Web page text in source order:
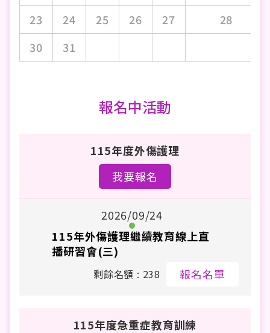
23 24 25 26 27
28
30
31
報名中活動
115年度外傷護理
我要報名
2026/09/24
115年外傷護理繼續教育線上直
播研習會(三)
剩餘名額 : 238 報名名單
115年度急重症教育訓練